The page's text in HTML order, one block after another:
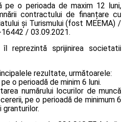
pe o perioada de maxim 12 luni,
contractului de finanțare cu
și Turismului (fost MEEMA) /
16442 / 03.09.2021.
reprezintă sprijinirea societatii
rezultate, următoarele:
o perioadă de minim 6 luni.
numărului locurilor de muncă
pe o perioadă de minimum 6
granturilor.